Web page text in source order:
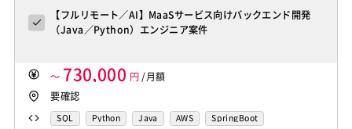
【フルリモート／AI】MaaSサービス向けバックエンド開発
（Java／Python）エンジニア案件
～ 730,000 円 /月額
要確認
SQL Python Java AWS
SpringBoot